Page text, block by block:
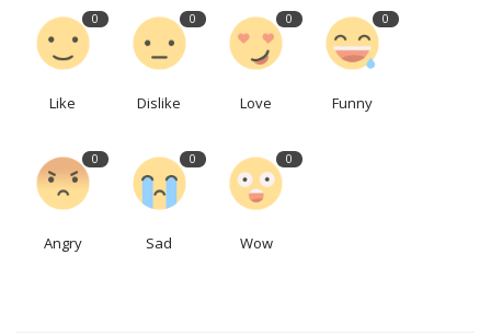
0
Like
0
Dislike
0
Love
0
Funny
0
Angry
0
Sad
0
Wow